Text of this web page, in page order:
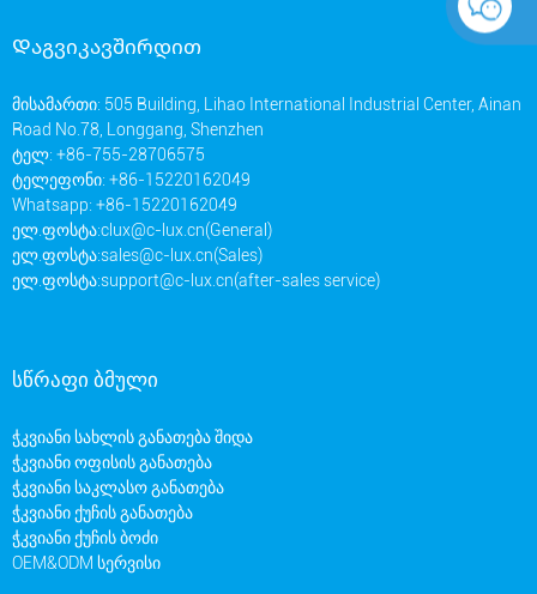
Დაგვიკავშირდით
მისამართი: 505 Building, Lihao International Industrial Center, Ainan
Road No.78, Longgang, Shenzhen
ტელ: +86-755-28706575
ტელეფონი: +86-15220162049
Whatsapp: +86-15220162049
ელ.ფოსტა:clux@c-lux.cn(General)
ელ.ფოსტა:sales@c-lux.cn(Sales)
ელ.ფოსტა:support@c-lux.cn(after-sales service)
სწრაფი ბმული
ჭკვიანი სახლის განათება შიდა
ჭკვიანი ოფისის განათება
ჭკვიანი საკლასო განათება
ჭკვიანი ქუჩის განათება
ჭკვიანი ქუჩის ბოძი
OEM&ODM სერვისი